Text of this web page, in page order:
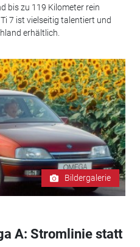
bis zu 119 Kilometer rein
7 ist vielseitig talentiert und
erhältlich.
Bildergalerie
A: Stromlinie statt